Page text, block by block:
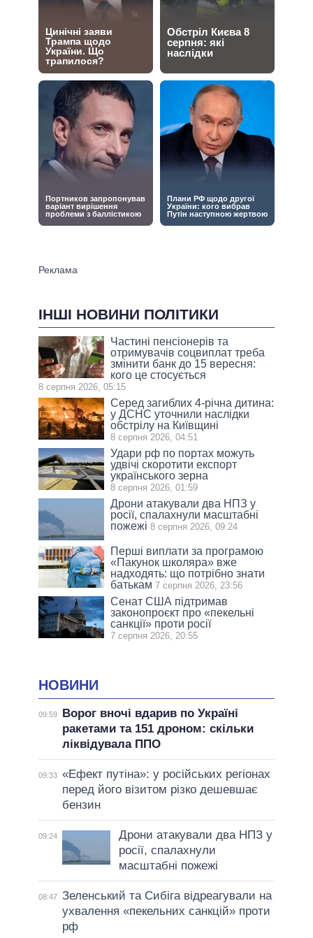
ІНШІ НОВИНИ ПОЛІТИКИ
Частині пенсіонерів та
отримувачів соцвиплат треба
змінити банк до 15 вересня:
кого це стосується
8 серпня 2026, 05:15
Серед загиблих 4-річна дитина:
у ДСНС уточнили наслідки
обстрілу на Київщині
8 серпня 2026, 04:51
Удари рф по портах можуть
удвічі скоротити експорт
українського зерна
8 серпня 2026, 01:59
Дрони атакували два НПЗ у
росії, спалахнули масштабні
пожежі 8 серпня 2026, 09:24
Перші виплати за програмою
«Пакунок школяра» вже
надходять: що потрібно знати
батькам 7 серпня 2026, 23:56
Сенат США підтримав
законопроєкт про «пекельні
санкції» проти росії
7 серпня 2026, 20:55
НОВИНИ
09:59
Ворог вночі вдарив по Україні
ракетами та 151 дроном: скільки
ліквідувала ППО
09:33 «Ефект путіна»: у російських регіонах
перед його візитом різко дешевшає
бензин
09:24
Дрони атакували два НПЗ у
росії, спалахнули
масштабні пожежі
08:47 Зеленський та Сибіга відреагували на
ухвалення «пекельних санкцій» проти
рф